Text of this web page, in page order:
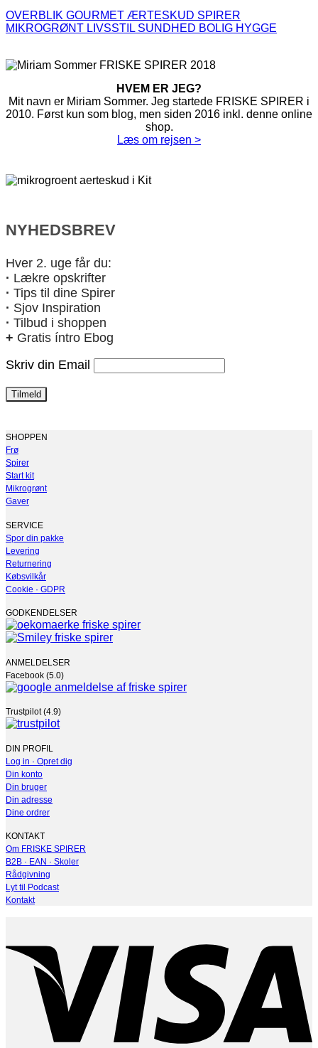
OVERBLIK GOURMET ÆRTESKUD SPIRER
MIKROGRØNT LIVSSTIL SUNDHED BOLIG HYGGE
HVEM ER JEG?
Mit navn er Miriam Sommer. Jeg startede FRISKE SPIRER i
2010. Først kun som blog, men siden 2016 inkl. denne online
shop.
Læs om rejsen >
NYHEDSBREV
Hver 2. uge får du:
· Lækre opskrifter
· Tips til dine Spirer
· Sjov Inspiration
· Tilbud i shoppen
+ Gratis íntro Ebog
Skriv din Email
SHOPPEN
Frø
Spirer
Start kit
Mikrogrønt
Gaver
SERVICE
Spor din pakke
Levering
Returnering
Købsvilkår
Cookie · GDPR
GODKENDELSER
ANMELDELSER
Facebook (5.0)
Trustpilot (4.9)
DIN PROFIL
Log in · Opret dig
Din konto
Din bruger
Din adresse
Dine ordrer
KONTAKT
Om FRISKE SPIRER
B2B · EAN · Skoler
Rådgivning
Lyt til Podcast
Kontakt